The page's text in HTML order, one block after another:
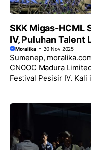
SKK Migas-HCML
IV, Puluhan Talent
Moralika 20 Nov 2025
Sumenep,
CNOOC Madura
Festival Pesisir IV.